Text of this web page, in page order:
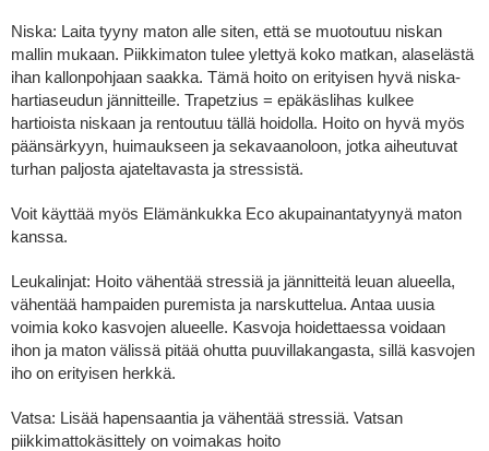
Niska: Laita tyyny maton alle siten, että se muotoutuu niskan
mallin mukaan. Piikkimaton tulee ylettyä koko matkan, alaselästä
ihan kallonpohjaan saakka. Tämä hoito on erityisen hyvä niska-
hartiaseudun jännitteille. Trapetzius = epäkäslihas kulkee
hartioista niskaan ja rentoutuu tällä hoidolla. Hoito on hyvä myös
päänsärkyyn, huimaukseen ja sekavaanoloon, jotka aiheutuvat
turhan paljosta ajateltavasta ja stressistä.
Voit käyttää myös Elämänkukka Eco akupainantatyynyä maton
kanssa.
Leukalinjat: Hoito vähentää stressiä ja jännitteitä leuan alueella,
vähentää hampaiden puremista ja narskuttelua. Antaa uusia
voimia koko kasvojen alueelle. Kasvoja hoidettaessa voidaan
ihon ja maton välissä pitää ohutta puuvillakangasta, sillä kasvojen
iho on erityisen herkkä.
Vatsa: Lisää hapensaantia ja vähentää stressiä. Vatsan
piikkimattokäsittely on voimakas hoito